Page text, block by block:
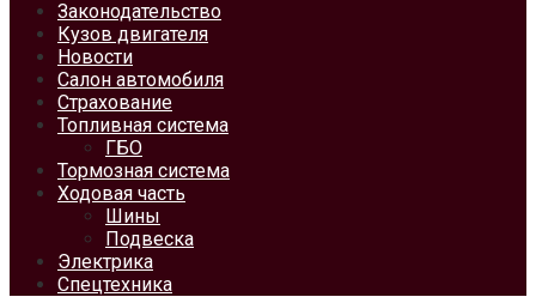
Законодательство
Кузов двигателя
Новости
Салон автомобиля
Страхование
Топливная система
ГБО
Тормозная система
Ходовая часть
Шины
Подвеска
Электрика
Спецтехника